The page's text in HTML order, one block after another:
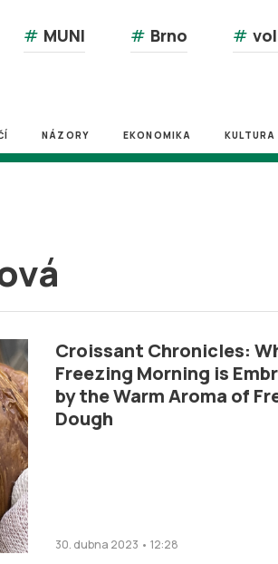
# MUNI # Brno #
NÁZORY EKONOMIKA KULTURA
Croissant Chronicles:
Freezing Morning is
by the Warm Aroma of
Dough
30. dubna 2023 • 12:28